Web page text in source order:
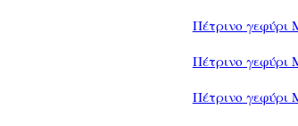
Πέτρινο γεφύρι
Πέτρινο γεφύρι
Πέτρινο γεφύρι